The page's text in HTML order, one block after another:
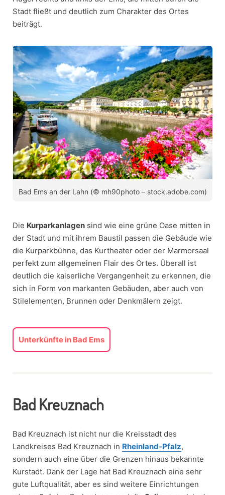
Stadt fließt und deutlich zum Charakter des Ortes
beiträgt.
Bad Ems an der Lahn (© mh90photo – stock.adobe.com)
Die Kurparkanlagen sind wie eine grüne Oase mitten in
der Stadt und mit ihrem Baustil passen die Gebäude wie
die Kurparkbühne, das Kurtheater oder der Marmorsaal
perfekt zum allgemeinen Flair des Ortes. Überall ist
deutlich die kaiserliche Vergangenheit zu erkennen, die
sich in Form von markanten Gebäuden, aber auch von
Stilelementen, Brunnen oder Denkmälern zeigt.
Unterkünfte in Bad Ems
Bad Kreuznach
Bad Kreuznach ist nicht nur die Kreisstadt des
Landkreises Bad Kreuznach in Rheinland-Pfalz,
sondern auch eine über die Grenzen hinaus bekannte
Kurstadt. Dank der Lage hat Bad Kreuznach eine sehr
gute Luftqualität, aber es sind weitere Einrichtungen